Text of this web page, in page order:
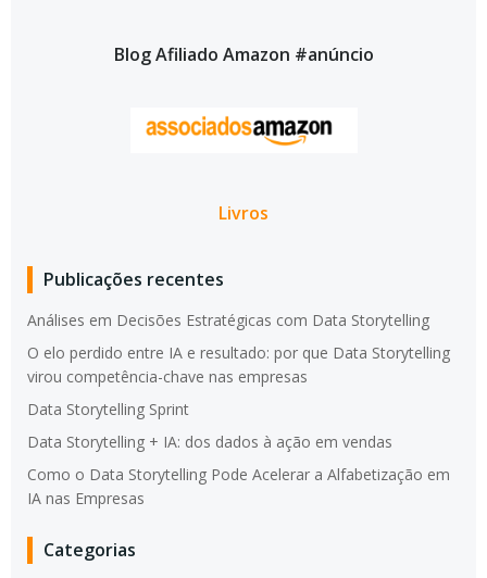
Blog Afiliado Amazon #anúncio
Livros
Publicações recentes
Análises em Decisões Estratégicas com Data Storytelling
O elo perdido entre IA e resultado: por que Data Storytelling
virou competência-chave nas empresas
Data Storytelling Sprint
Data Storytelling + IA: dos dados à ação em vendas
Como o Data Storytelling Pode Acelerar a Alfabetização em
IA nas Empresas
Categorias